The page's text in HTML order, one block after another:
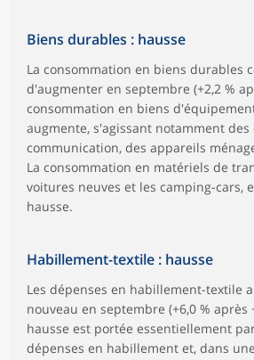
Biens durables : hausse
La consommation en biens durables
d'augmenter en septembre (+2,2 %
consommation en biens
augmente, s'agissant notamment
communication, des appareils
La consommation en matériels de
voitures neuves et les camping-cars,
hausse.
Habillement-textile : hausse
Les dépenses en habillement-textile
nouveau en septembre (+6,0 % après
hausse est portée essentiellement
dépenses en habillement et, dans